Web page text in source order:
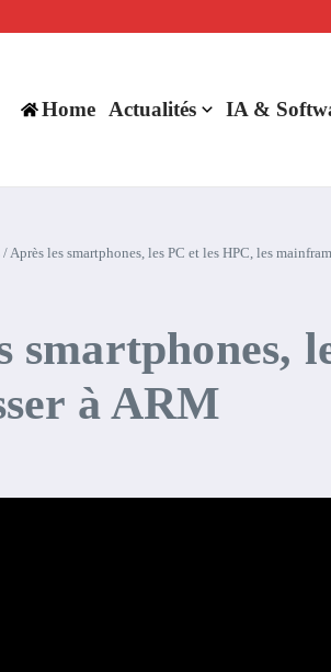
la data de caisse pour la transformer en levier de
Home Actualités IA &
/Après les smartphones, les PC et les HPC, les
smartphones,
à ARM